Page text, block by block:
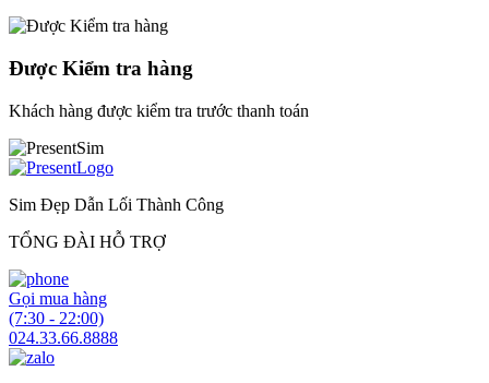
Được Kiểm tra hàng
Khách hàng được kiểm tra trước thanh toán
Sim Đẹp Dẫn Lối Thành Công
TỔNG ĐÀI HỖ TRỢ
Gọi mua hàng
(7:30 - 22:00)
024.33.66.8888